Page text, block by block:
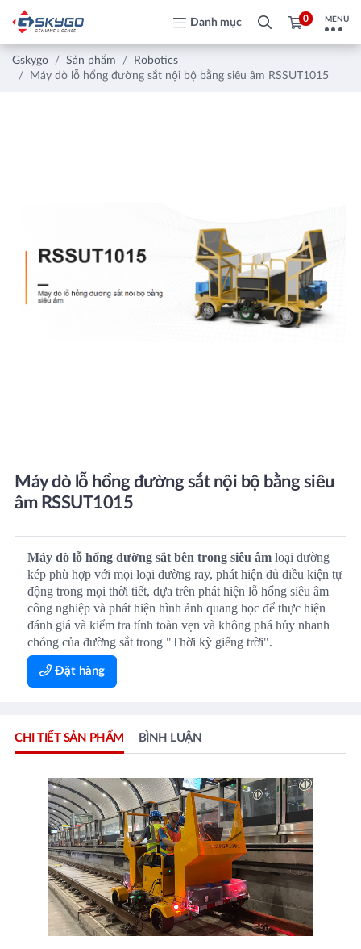
Danh mục 0 MENU
Gskygo Sản phẩm
Robotics
Máy dò lỗ hổng đường sắt nội bộ bằng siêu âm RSSUT1015
Máy dò lỗ hổng đường sắt nội bộ bằng siêu
âm RSSUT1015
Máy dò lỗ hổng đường sắt bên trong siêu âm loại đường
kép phù hợp với mọi loại đường ray, phát hiện đủ điều kiện tự
động trong mọi thời tiết, dựa trên phát hiện lỗ hổng siêu âm
công nghiệp và phát hiện hình ảnh quang học để thực hiện
đánh giá và kiểm tra tính toàn vẹn và không phá hủy nhanh
chóng của đường sắt trong "Thời kỳ giếng trời".
Đặt hàng
CHI TIẾT SẢN PHẨM BÌNH LUẬN